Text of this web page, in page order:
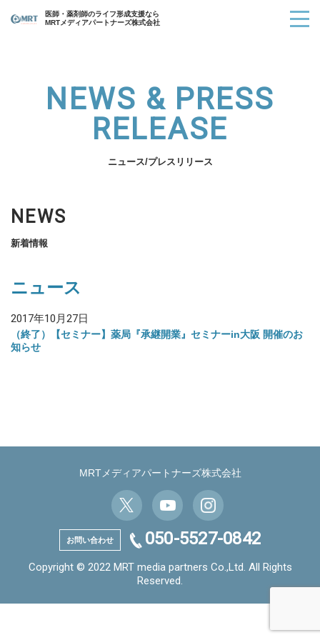
医師・薬剤師のライフ形成支援なら
MRTメディアパートナーズ株式会社
NEWS & PRESS
RELEASE
ニュース/プレスリリース
NEWS
新着情報
ニュース
2017年10月27日
（終了）【セミナー】薬局『承継開業』セミナーin大阪 開催のお
知らせ
MRTメディアパートナーズ株式会社
お問い合わせ 050-5527-0842
Copyright © 2022 MRT media partners Co.,Ltd. All Rights
Reserved.